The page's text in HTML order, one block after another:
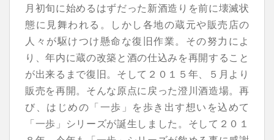
月初旬に始めるはずだった新酒造りを前に壊滅状
態に見舞われる。しかし各地の蔵元や販売店の
人々が駆けつけ懸命な復旧作業。その努力によ
り、年内に蔵の改築と酒の仕込みを再開すること
が出来るまで復旧。そして２０１５年、５月より
販売を再開。そんな原点に戻った澄川酒造場。再
び、はじめの「一歩」を歩き出す想いを込めて
「一歩」シリーズが誕生しました。そして２０１